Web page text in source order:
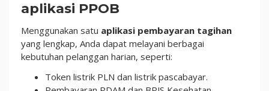
aplikasi PPOB
Menggunakan satu aplikasi pembayaran tagihan
yang lengkap, Anda dapat melayani berbagai
kebutuhan pelanggan harian, seperti:
Token listrik PLN dan listrik pascabayar.